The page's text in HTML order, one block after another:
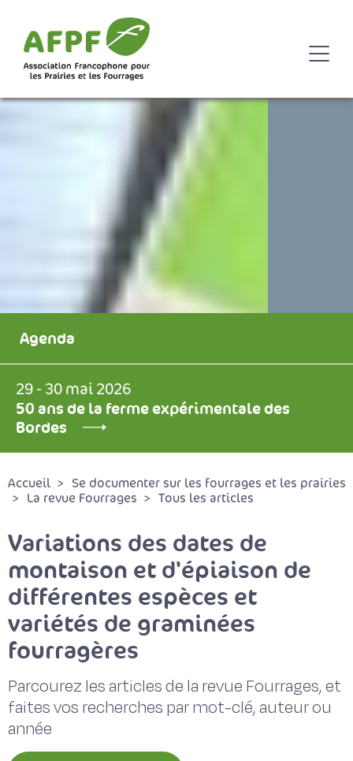
Agenda
29 - 30 mai 2026
50 ans de la ferme expérimentale des
Bordes
Accueil
Se documenter sur les fourrages et les prairies
La revue Fourrages
Tous les articles
Variations des dates de
montaison et d'épiaison de
différentes espèces et
variétés de graminées
fourragères
Parcourez les articles de la revue Fourrages, et
faites vos recherches par mot-clé, auteur ou
année